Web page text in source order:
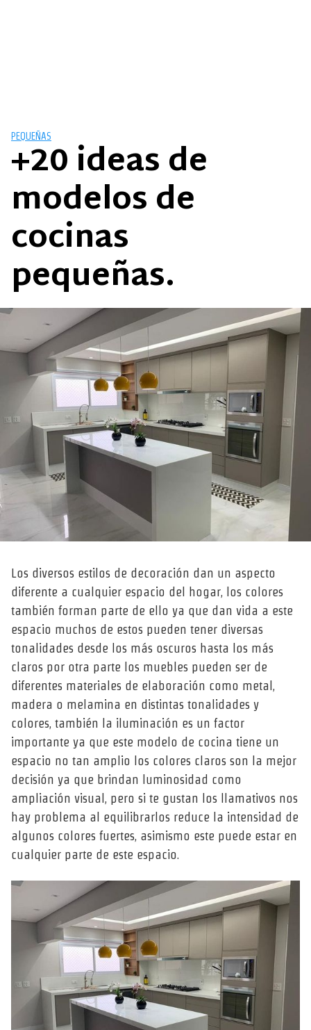
PEQUEÑAS
+20 ideas de
modelos de
cocinas
pequeñas.
Los diversos estilos de decoración dan un aspecto
diferente a cualquier espacio del hogar, los colores
también forman parte de ello ya que dan vida a este
espacio muchos de estos pueden tener diversas
tonalidades desde los más oscuros hasta los más
claros por otra parte los muebles pueden ser de
diferentes materiales de elaboración como metal,
madera o melamina en distintas tonalidades y
colores, también la iluminación es un factor
importante ya que este modelo de cocina tiene un
espacio no tan amplio los colores claros son la mejor
decisión ya que brindan luminosidad como
ampliación visual, pero si te gustan los llamativos nos
hay problema al equilibrarlos reduce la intensidad de
algunos colores fuertes, asimismo este puede estar en
cualquier parte de este espacio.